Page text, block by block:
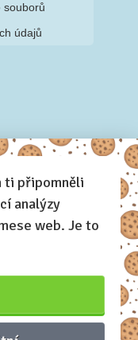
souborů
údajů
ti připomněli
analýzy
web. Je to